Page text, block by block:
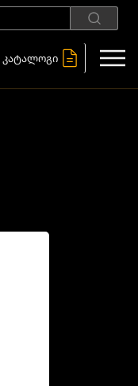
კატალოგი